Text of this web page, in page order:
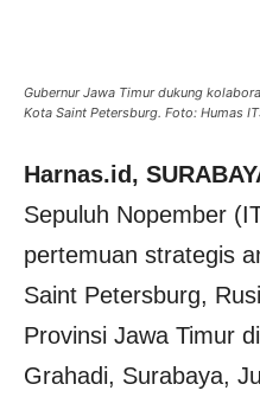
Gubernur Jawa Timur dukung
Kota Saint Petersburg. Foto: Humas
Harnas.id,
Sepuluh Nopember
pertemuan strategis
Saint Petersburg,
Provinsi Jawa Timur
Grahadi, Surabaya,